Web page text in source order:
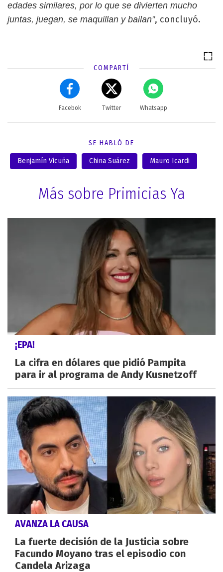
edades similares, por lo que se divierten mucho
juntas, juegan, se maquillan y bailan”, concluyó.
COMPARTÍ
Facebok Twitter Whatsapp
SE HABLÓ DE
Benjamín Vicuña China Suárez Mauro Icardi
Más sobre Primicias Ya
¡EPA!
La cifra en dólares que pidió Pampita
para ir al programa de Andy Kusnetzoff
AVANZA LA CAUSA
La fuerte decisión de la Justicia sobre
Facundo Moyano tras el episodio con
Candela Arizaga